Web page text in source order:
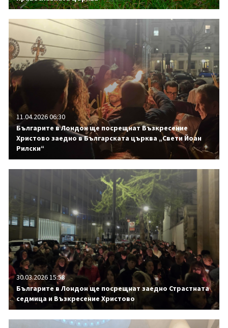
11.04.2026 06:30
Българите в Лондон ще посрещнат Възкресение
Христово заедно в Българската църква „Свети Йоан
Рилски“
30.03.2026 15:58
Българите в Лондон ще посрещнат заедно Страстната
седмица и Възкресение Христово